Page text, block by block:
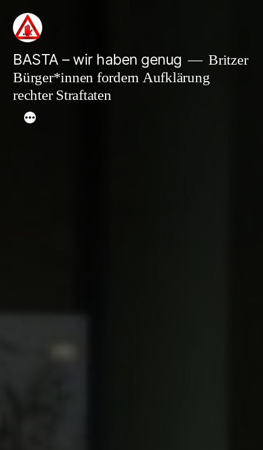
Zum
Inhalt
springen
BASTA – wir haben genug
Britzer
Bürger*innen fordern Aufklärung
rechter Straftaten